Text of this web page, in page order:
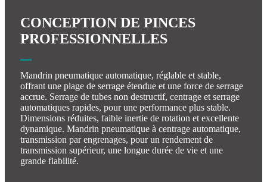
CONCEPTION DE PINCES
PROFESSIONNELLES
Mandrin pneumatique automatique, réglable et stable,
offrant une plage de serrage étendue et une force de serrage
accrue. Serrage de tubes non destructif, centrage et serrage
automatiques rapides, pour une performance plus stable.
Dimensions réduites, faible inertie de rotation et excellente
dynamique. Mandrin pneumatique à centrage automatique,
transmission par engrenages, pour un rendement de
transmission supérieur, une longue durée de vie et une
grande fiabilité.